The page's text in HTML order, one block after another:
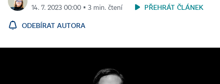
14. 7. 2023 00:00 ▪ 3 min. čtení
PŘEHRÁT ČLÁNEK
ODEBÍRAT AUTORA